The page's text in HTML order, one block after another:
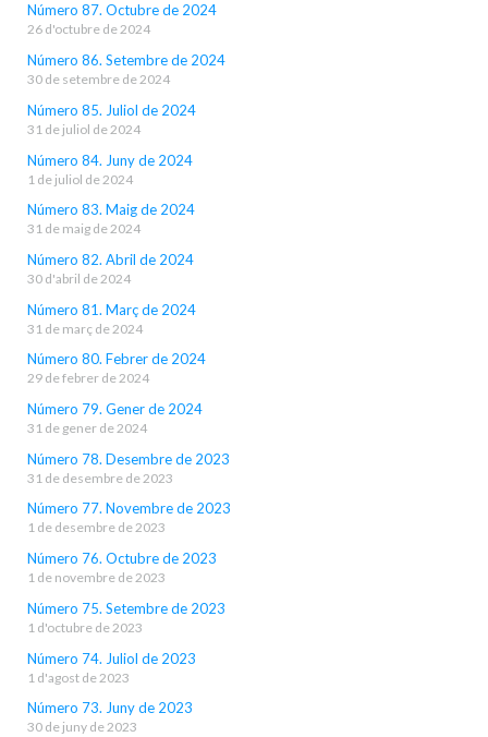
Número 87. Octubre de 2024
26 d'octubre de 2024
Número 86. Setembre de 2024
30 de setembre de 2024
Número 85. Juliol de 2024
31 de juliol de 2024
Número 84. Juny de 2024
1 de juliol de 2024
Número 83. Maig de 2024
31 de maig de 2024
Número 82. Abril de 2024
30 d'abril de 2024
Número 81. Març de 2024
31 de març de 2024
Número 80. Febrer de 2024
29 de febrer de 2024
Número 79. Gener de 2024
31 de gener de 2024
Número 78. Desembre de 2023
31 de desembre de 2023
Número 77. Novembre de 2023
1 de desembre de 2023
Número 76. Octubre de 2023
1 de novembre de 2023
Número 75. Setembre de 2023
1 d'octubre de 2023
Número 74. Juliol de 2023
1 d'agost de 2023
Número 73. Juny de 2023
30 de juny de 2023